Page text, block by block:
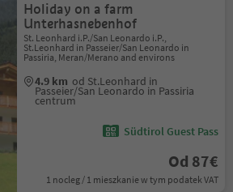
Holiday on a farm
Unterhasnebenhof
St. Leonhard i.P./San Leonardo i.P.,
St.Leonhard in Passeier/San Leonardo in
Passiria, Meran/Merano and environs
4.9 km od St.Leonhard in
Passeier/San Leonardo in Passiria
centrum
Südtirol Guest Pass
Od 87€
1 nocleg / 1 mieszkanie w tym podatek VAT